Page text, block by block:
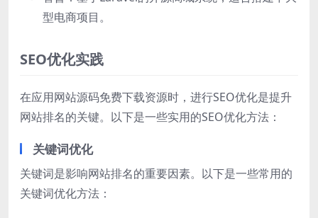
型电商项目。
SEO优化实践
在应用网站源码免费下载资源时，进行SEO优化是提升
网站排名的关键。以下是一些实用的SEO优化方法：
关键词优化
关键词是影响网站排名的重要因素。以下是一些常用的
关键词优化方法：